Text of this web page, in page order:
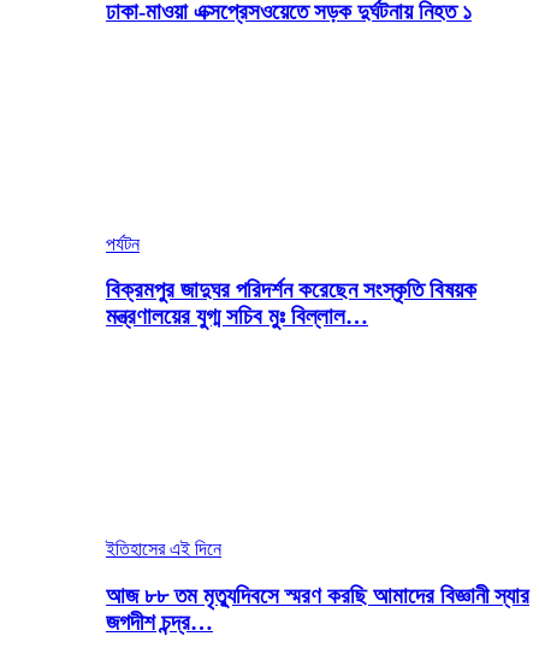
ঢাকা-মাওয়া এক্সপ্রেসওয়েতে সড়ক দুর্ঘটনায় নিহত ১
পর্যটন
বিক্রমপুর জাদুঘর পরিদর্শন করেছেন সংস্কৃতি বিষয়ক
মন্ত্রণালয়ের যুগ্ম সচিব মুঃ বিল্লাল…
ইতিহাসের এই দিনে
আজ ৮৮ তম মৃত্যুদিবসে স্মরণ করছি আমাদের বিজ্ঞানী স্যার
জগদীশ চন্দ্র…